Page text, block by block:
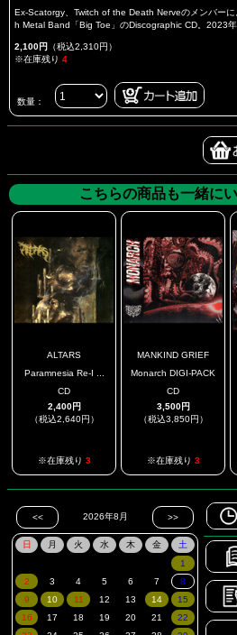
Ex-Scatorgy、Twitch of the Death Nerveのメンバー
h Metal Band「Big Toe」のDiscographic CD。2023年
2,100円 （税込2,310円）
※在庫残り 4
数量：
こちらの商品も一緒に
ALTARS
Paramnesia Re-I ...
CD
2,400円
（税込2,640円）
※在庫残り 3
MANKIND GRIEF
Monarch DIGI-PACK
CD
3,500円
（税込3,850円）
※在庫残り 3